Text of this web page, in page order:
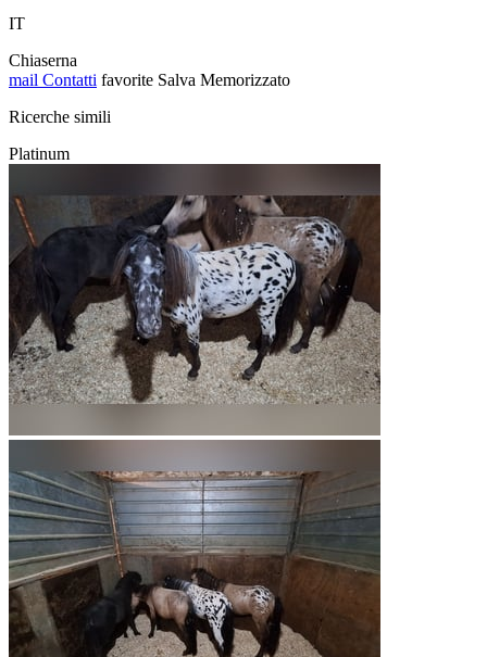
IT
Chiaserna
mail Contatti favorite Salva Memorizzato
Ricerche simili
Platinum